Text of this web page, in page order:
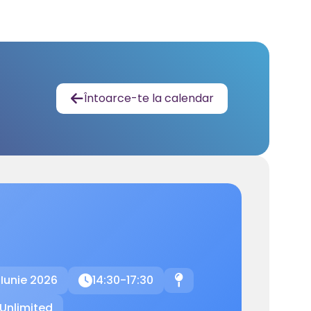
Întoarce-te la calendar
Iunie 2026 14:30-17:30 📍